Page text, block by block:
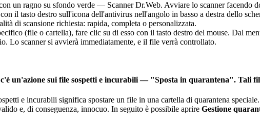
un ragno su sfondo verde — Scanner Dr.Web. Avviare lo scanner facendo
il tasto destro sull'icona dell'antivirus nell'angolo in basso a destra dello
di scansione richiesta: rapida, completa o personalizzata.
(file o cartella), fare clic su di esso con il tasto destro del mouse. Dal
Lo scanner si avvierà immediatamente, e il file verrà controllato.
un'azione sui file sospetti e incurabili — "Sposta in quarantena". Tali
e incurabili significa spostare un file in una cartella di quarantena
e, di conseguenza, innocuo. In seguito è possibile aprire Gestione